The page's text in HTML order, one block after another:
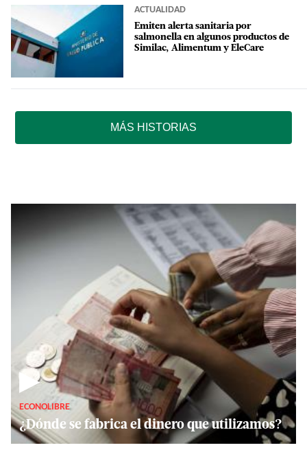
ACTUALIDAD
Emiten alerta sanitaria por
salmonella en algunos productos de
Similac, Alimentum y EleCare
MÁS HISTORIAS
▶
ECONOLIBRE
¿Dónde se fabrica el dinero que utilizamos?